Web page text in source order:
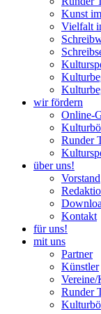
Kunst
Vielfalt
wir fördern
Online-
Runder
über uns!
Vorstand
Kontakt
für uns!
mit uns
Partner
Künstler
Vereine/
Runder